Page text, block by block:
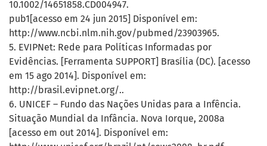
10.1002/14651858.CD004947.
pub1[acesso em 24 jun 2015] Disponível em:
http://www.ncbi.nlm.nih.gov/pubmed/23903965.
5. EVIPNet: Rede para Políticas Informadas por
Evidências. [Ferramenta SUPPORT] Brasília (DC). [acesso
em 15 ago 2014]. Disponível em:
http://brasil.evipnet.org/..
6. UNICEF – Fundo das Nações Unidas para a Infência.
Situação Mundial da Infância. Nova Iorque, 2008a
[acesso em out 2014]. Disponível em: